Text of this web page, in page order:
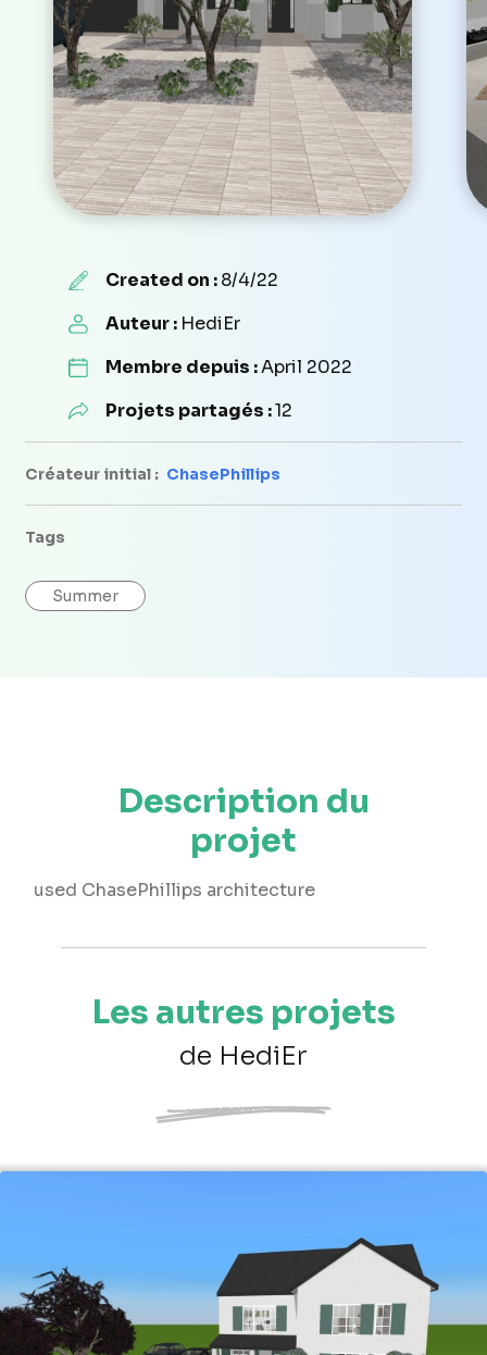
Created on :8/4/22
Auteur : HediEr
Membre depuis :April 2022
Projets partagés :12
Créateur initial : ChasePhillips
Tags
Summer
Description du
projet
used ChasePhillips architecture
Les autres projets
de HediEr